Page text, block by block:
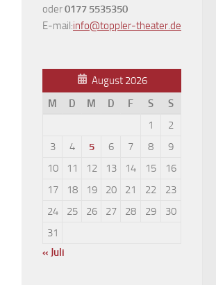
oder0177 5535350
E-mail:info@toppler-theater.de
August 2026
M
D M D F S
S
1
2
3
4 5 6 7 8
9
10
11 12 13 14 15
16
17
18 19 20 21 22
23
24
25 26 27 28 29
30
31
« Juli